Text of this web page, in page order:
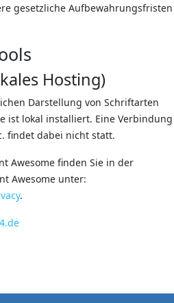
gesetzliche Aufbewahrungsfristen
Hosting)
Darstellung von Schriftarten
ist lokal installiert. Eine Verbindung
findet dabei nicht statt.
Awesome finden Sie in der
Awesome unter:
.